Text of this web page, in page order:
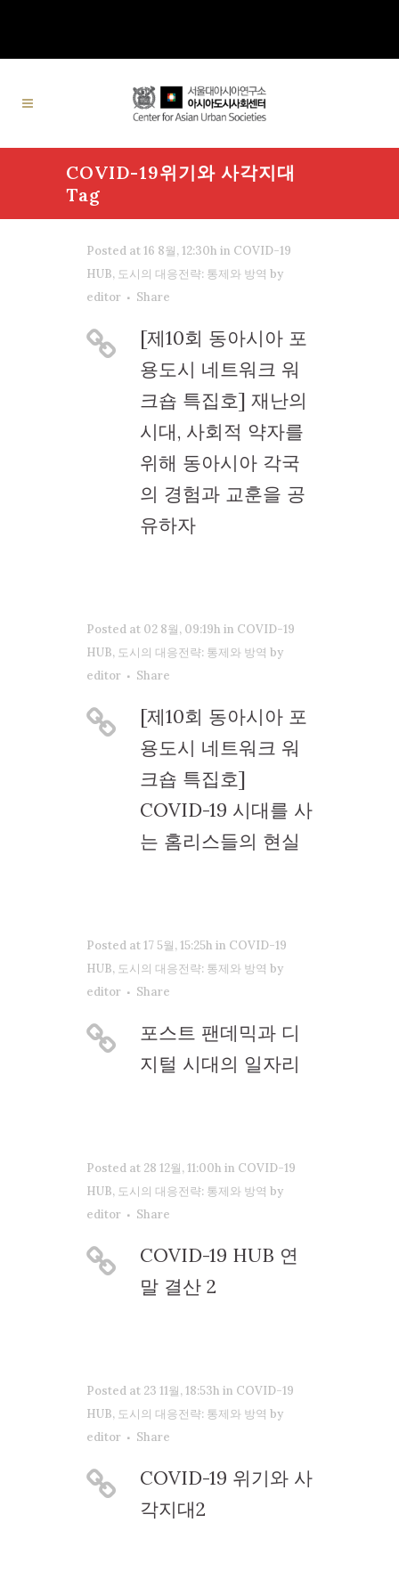
COVID-19위기와 사각지대
Tag
Posted at 16 8월, 12:30h in COVID-19
HUB, 도시의 대응전략: 통제와 방역 by
editor
Share
[제10회 동아시아 포
용도시 네트워크 워
크숍 특집호] 재난의
시대, 사회적 약자를
위해 동아시아 각국
의 경험과 교훈을 공
유하자
Posted at 02 8월, 09:19h in COVID-19
HUB, 도시의 대응전략: 통제와 방역 by
editor
Share
[제10회 동아시아 포
용도시 네트워크 워
크숍 특집호]
COVID-19 시대를 사
는 홈리스들의 현실
Posted at 17 5월, 15:25h in COVID-19
HUB, 도시의 대응전략: 통제와 방역 by
editor
Share
포스트 팬데믹과 디
지털 시대의 일자리
Posted at 28 12월, 11:00h in COVID-19
HUB, 도시의 대응전략: 통제와 방역 by
editor
Share
COVID-19 HUB 연
말 결산 2
Posted at 23 11월, 18:53h in COVID-19
HUB, 도시의 대응전략: 통제와 방역 by
editor
Share
COVID-19 위기와 사
각지대2